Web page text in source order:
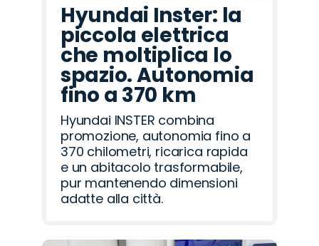
Hyundai Inster: la
piccola elettrica
che moltiplica lo
spazio. Autonomia
fino a 370 km
Hyundai INSTER combina
promozione, autonomia fino a
370 chilometri, ricarica rapida
e un abitacolo trasformabile,
pur mantenendo dimensioni
adatte alla città.